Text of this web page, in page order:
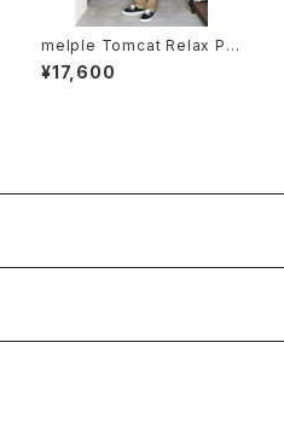
melple Tomcat Relax Pa
nts Khaki メイプル トムキャ
ット リラックスパンツ カーキ
¥17,600